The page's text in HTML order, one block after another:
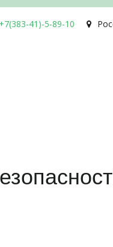
+7(383-41)-5-89-10